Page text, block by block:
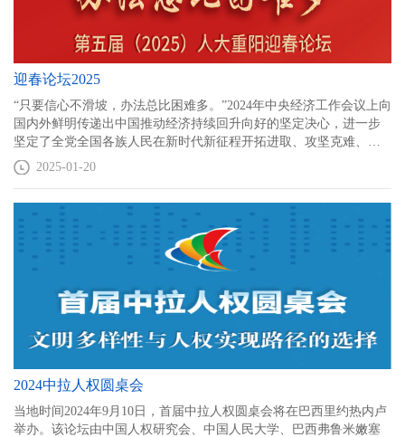
迎春论坛2025
“只要信心不滑坡，办法总比困难多。”2024年中央经济工作会议上向
国内外鲜明传递出中国推动经济持续回升向好的坚定决心，进一步
坚定了全党全国各族人民在新时代新征程开拓进取、攻坚克难、扎
实推进中国式现代化的信心和底气。为此，中国人民大学重阳金融
研究院（人大重阳）专职、部分兼职研究员与中国人民大学部分学
届（2025年）人大重阳‘迎春论坛’” ，集体展示人大重阳及人大学者
研究心得，以此喜迎蛇年新春。
2025-01-20
2024中拉人权圆桌会
当地时间2024年9月10日，首届中拉人权圆桌会将在巴西里约热内卢
举办。该论坛由中国人权研究会、中国人民大学、巴西弗鲁米嫩塞